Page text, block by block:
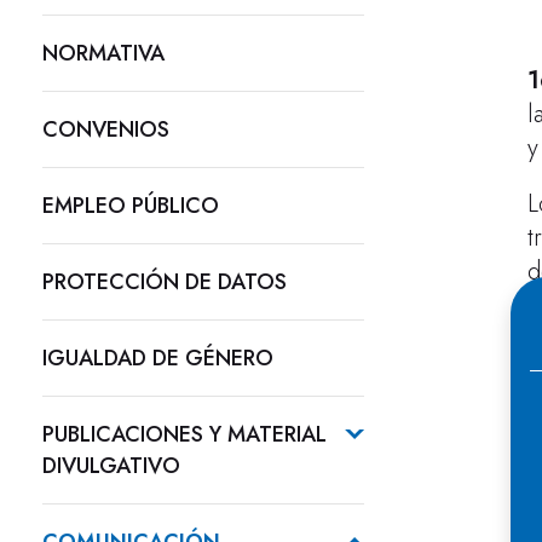
NORMATIVA
CONVENIOS
EMPLEO PÚBLICO
PROTECCIÓN DE DATOS
IGUALDAD DE GÉNERO
PUBLICACIONES Y MATERIAL
DIVULGATIVO